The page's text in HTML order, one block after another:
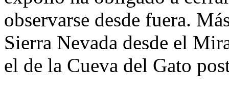
observarse desde fuera.
Sierra Nevada desde el
el de la Cueva del Gato